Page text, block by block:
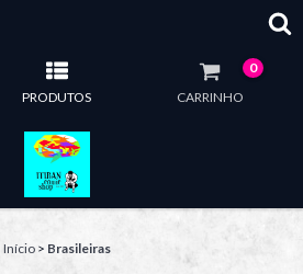
PRODUTOS CARRINHO
0
Início > Brasileiras